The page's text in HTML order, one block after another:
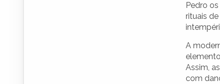
Pedro
rituais
A
Assim,
com